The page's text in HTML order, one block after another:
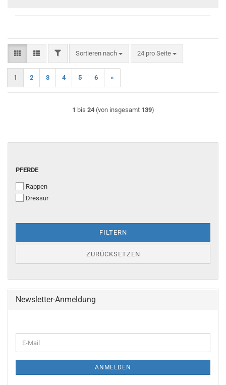
FILTERSortieren nach
Sortieren nach 24 pro Seite
pro Seite
1 2 3 4 5 6 »
1 bis 24(von insgesamt 139)
PFERDE
PFERDE
Rappen
Dressur
FILTERN
ZURÜCKSETZEN
Newsletter-Anmeldung
ZUR
E-
Mail
ANMELDEN